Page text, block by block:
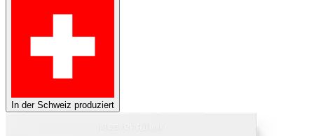
In der Schweiz produziert